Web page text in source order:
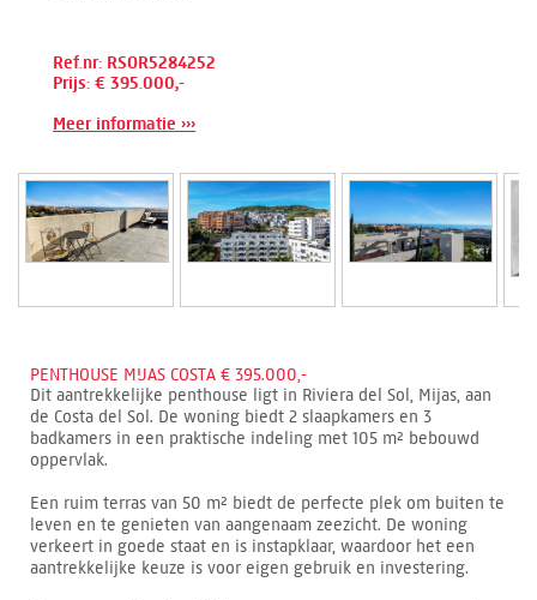
Ref.nr: RSOR5284252
Prijs: € 395.000,-
Meer informatie ›››
PENTHOUSE MIJAS COSTA € 395.000,-
Dit aantrekkelijke penthouse ligt in Riviera del Sol, Mijas, aan
de Costa del Sol. De woning biedt 2 slaapkamers en 3
badkamers in een praktische indeling met 105 m² bebouwd
oppervlak.
Een ruim terras van 50 m² biedt de perfecte plek om buiten te
leven en te genieten van aangenaam zeezicht. De woning
verkeert in goede staat en is instapklaar, waardoor het een
aantrekkelijke keuze is voor eigen gebruik en investering.